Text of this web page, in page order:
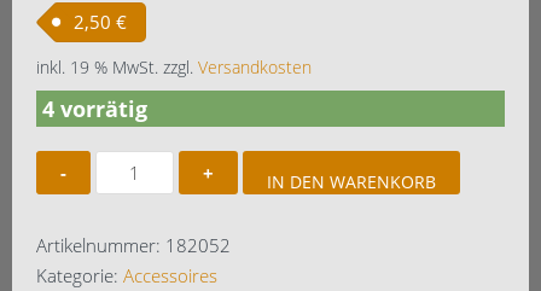
2,50 €
inkl. 19 % MwSt. zzgl. Versandkosten
4 vorrätig
Massband
Abwurflinie
IN DEN WARENKORB
Artikelnummer: 182052
Kategorie: Accessoires